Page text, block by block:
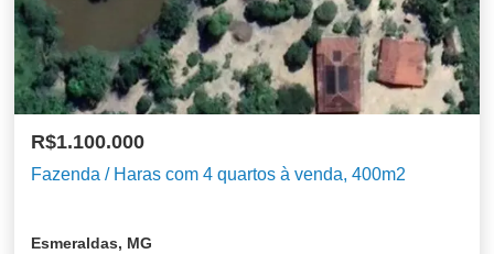
R$1.100.000
Fazenda / Haras com 4 quartos à venda, 400m2
Esmeraldas, MG